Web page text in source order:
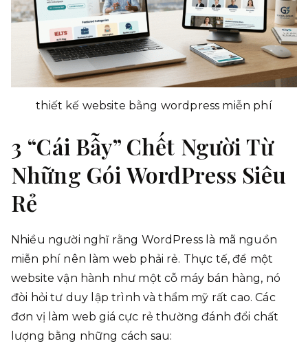
thiết kế website bằng wordpress miễn phí
3 “Cái Bẫy” Chết Người Từ
Những Gói WordPress Siêu
Rẻ
Nhiều người nghĩ rằng WordPress là mã nguồn
miễn phí nên làm web phải rẻ. Thực tế, để một
website vận hành như một cỗ máy bán hàng, nó
đòi hỏi tư duy lập trình và thẩm mỹ rất cao. Các
đơn vị làm web giá cực rẻ thường đánh đổi chất
lượng bằng những cách sau: